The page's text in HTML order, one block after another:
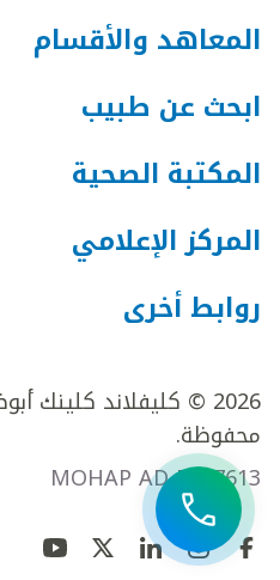
المعاهد والأقسام
ابحث عن طبيب
المكتبة الصحية
المركز الإعلامي
روابط أخرى
2026 © كليفلاند
محفوظة.
MOHAP AD FR27613